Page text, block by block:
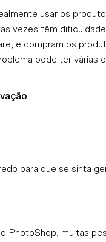
usar os
vezes têm
e compram os
pode ter várias
para que se sinta
PhotoShop, muitas